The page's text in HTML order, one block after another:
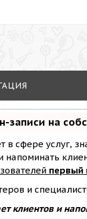
записи на
в сфере услуг,
напоминать
первый
и
клиентов и